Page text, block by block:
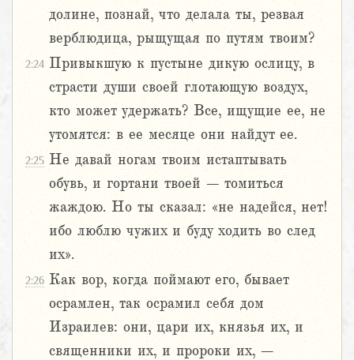
долине, познай, что делала ты, резвая
верблюдица, рыщущая по путям твоим?
2:24 Привыкшую к пустыне дикую ослицу, в
страсти души своей глотающую воздух,
кто может удержать? Все, ищущие ее, не
утомятся: в ее месяце они найдут ее.
2:25 Не давай ногам твоим истаптывать
обувь, и гортани твоей – томиться
жаждою. Но ты сказал: «не надейся, нет!
ибо люблю чужих и буду ходить во след
их».
2:26 Как вор, когда поймают его, бывает
осрамлен, так осрамил себя дом
Израилев: они, цари их, князья их, и
священники их, и пророки их, –